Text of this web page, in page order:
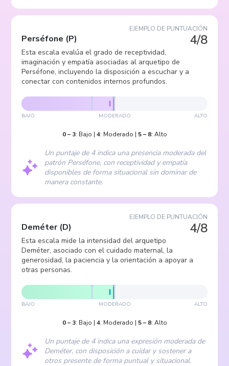
EJEMPLO DE PUNTUACIÓN
4/8
Perséfone (P)
Esta escala evalúa el grado de receptividad,
imaginación y empatía asociadas al arquetipo de
Perséfone, incluyendo la disposición a escuchar y a
conectar con contenidos internos profundos.
BAJO MODERADO ALTO
0– 3: Bajo | 4: Moderado | 5– 8: Alto
Un puntaje de 4 indica una presencia moderada del
patrón Perséfone, con receptividad y empatía
disponibles de forma situacional sin dominar de
manera constante.
EJEMPLO DE PUNTUACIÓN
4/8
Deméter (D)
Esta escala mide la intensidad del arquetipo
Deméter, asociado con el cuidado maternal, la
generosidad, la paciencia y la orientación a apoyar a
otras personas.
BAJO MODERADO ALTO
0– 3: Bajo | 4: Moderado | 5– 8: Alto
Un puntaje de 4 indica una expresión moderada de
Deméter, con disposición a cuidar y sostener a
otros presente de forma puntual y situacional.